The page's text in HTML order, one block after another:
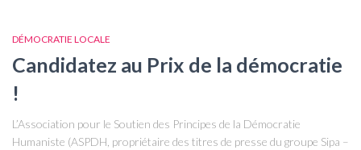
DÉMOCRATIE LOCALE
Candidatez au Prix de la démocratie
!
L’Association pour le Soutien des Principes de la Démocratie
Humaniste (ASPDH, propriétaire des titres de presse du groupe Sipa –